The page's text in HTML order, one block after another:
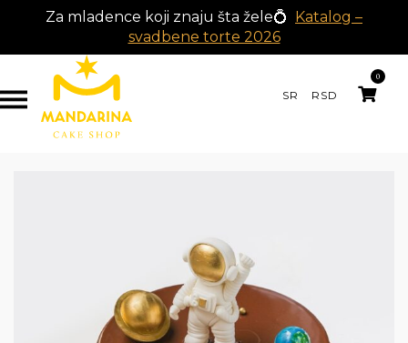
Za mladence koji znaju šta žele💍 Katalog –
svadbene torte 2026
SR RSD
0